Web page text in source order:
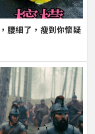
腰細了，瘦到你懷疑